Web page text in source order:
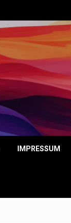
IMPRESSUM